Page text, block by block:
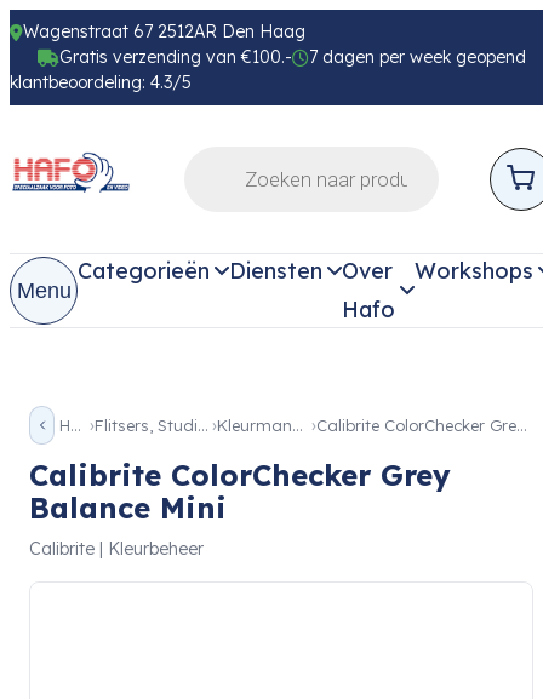
Wagenstraat 67 2512AR Den Haag
Gratis verzending van €100.-
7 dagen per week geopend
klantbeoordeling: 4.3/5
Menu
Categorieën Diensten
Over
Hafo
Workshops
Home Flitsers, Studio & Licht Kleurmanagment Calibrite ColorChecker Grey Balance Mini
Calibrite ColorChecker Grey
Balance Mini
Calibrite | Kleurbeheer